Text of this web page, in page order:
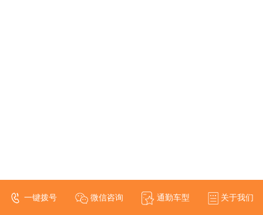
一键拨号 微信咨询 通勤车型 关于我们